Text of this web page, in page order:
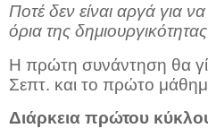
Ποτέ δεν είναι αργά για
όρια της
Η πρώτη συνάντηση θα
Σεπτ. και το πρώτο
Διάρκεια πρώτου